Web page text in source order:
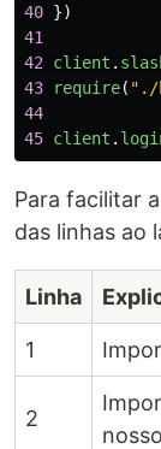
40 })
41
42
client .
43
require( " ./
44
45 client .
Para facilitar
das linhas ao
Linha
1
2